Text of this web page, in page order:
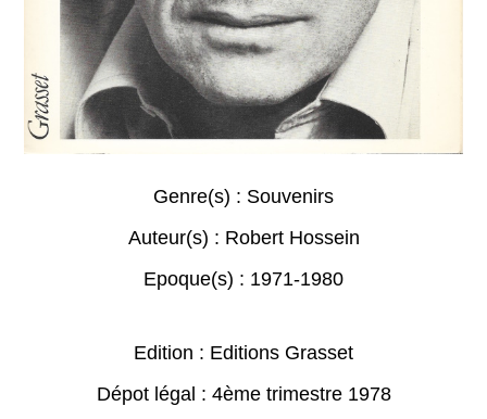
Genre(s) : Souvenirs
Auteur(s) : Robert Hossein
Epoque(s) : 1971-1980
Edition : Editions Grasset
Dépot légal : 4ème trimestre 1978